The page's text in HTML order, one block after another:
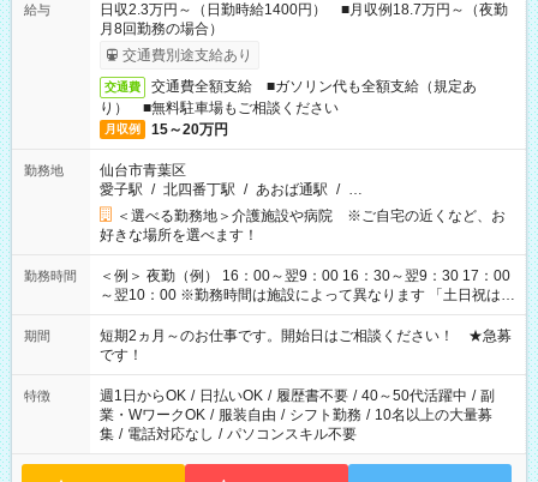
給与
日収2.3万円～（日勤時給1400円） ■月収例18.7万円～（夜勤
月8回勤務の場合）
交通費別途支給あり
交通費
交通費全額支給 ■ガソリン代も全額支給（規定あ
り） ■無料駐車場もご相談ください
月収例 15～20万円
勤務地
仙台市青葉区
愛子駅 / 北四番丁駅 / あおば通駅 / …
＜選べる勤務地＞介護施設や病院 ※ご自宅の近くなど、お
好きな場所を選べます！
勤務時間
＜例＞ 夜勤（例） 16：00～翌9：00 16：30～翌9：30 17：00
～翌10：00 ※勤務時間は施設によって異なります 「土日祝は休
みたい」 「しっかり稼ぎたい」 「もう少し遅い時間から始めた
い」など ご希望にあったお仕事をご案内いたします。 ※未経験
の方の場合は1～2ヶ月間は日中での仕事を経験いただき、 お
仕事に慣れてからの夜勤になります。 ★家庭の都合でお休みが
必要な場合も遠慮なくご相談ください。
期間
短期2ヵ月～のお仕事です。開始日はご相談ください！ ★急募
です！
特徴 週1日からOK / 日払いOK / 履歴書不要 / 40～50代活躍中 / 副
業・WワークOK / 服装自由 / シフト勤務 / 10名以上の大量募
集 / 電話対応なし / パソコンスキル不要